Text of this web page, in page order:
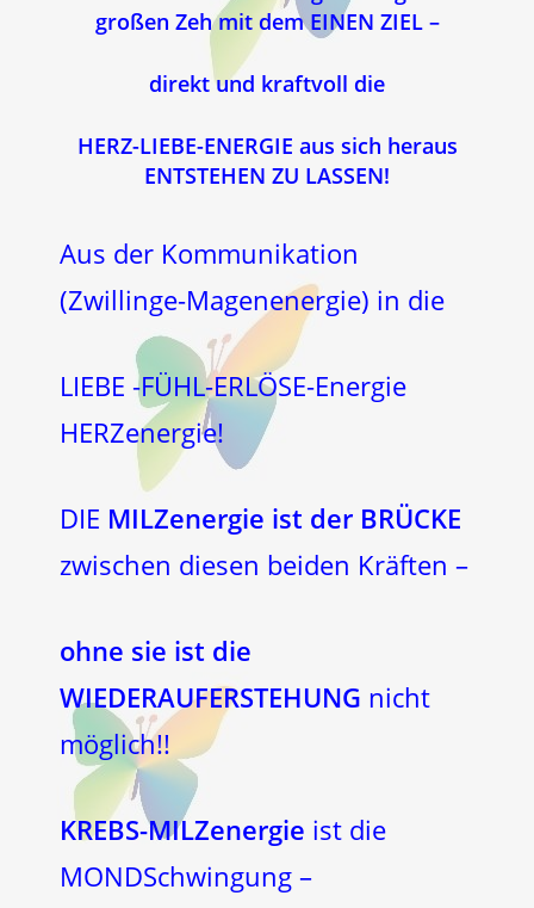
großen Zeh mit dem EINEN ZIEL –
direkt und kraftvoll die
HERZ-LIEBE-ENERGIE aus sich heraus
ENTSTEHEN ZU LASSEN!
Aus der Kommunikation
(Zwillinge-Magenenergie) in die
LIEBE -FÜHL-ERLÖSE-Energie
HERZenergie!
DIE MILZenergie ist der BRÜCKE
zwischen diesen beiden Kräften –
ohne sie ist die
WIEDERAUFERSTEHUNG nicht
möglich!!
KREBS-MILZenergie ist die
MONDSchwingung –